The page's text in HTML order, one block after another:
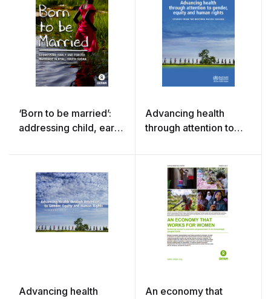
‘Born to be married’:
addressing child, early
Nyal, South Sudan
Advancing health
through attention to
human rights : stories
from the Western
Pacific Region
Advancing health
An economy that